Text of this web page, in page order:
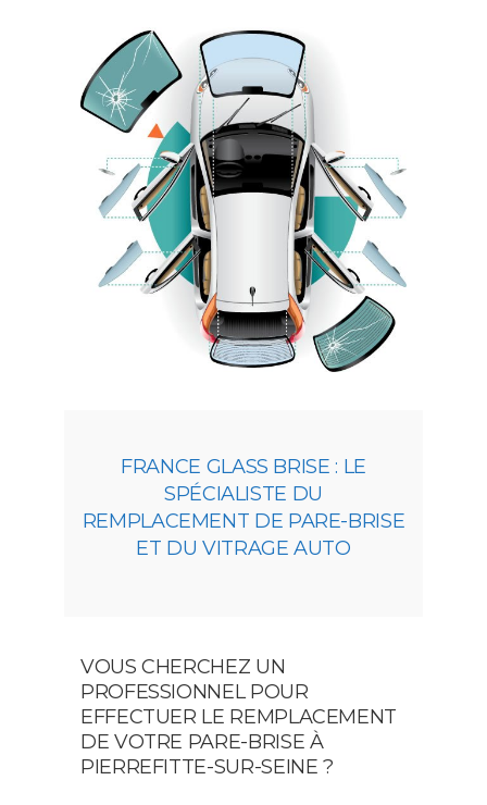
FRANCE GLASS BRISE : LE
SPÉCIALISTE DU
REMPLACEMENT DE PARE-BRISE
ET DU VITRAGE AUTO
VOUS CHERCHEZ UN
PROFESSIONNEL POUR
EFFECTUER LE REMPLACEMENT
DE VOTRE PARE-BRISE À
PIERREFITTE-SUR-SEINE ?